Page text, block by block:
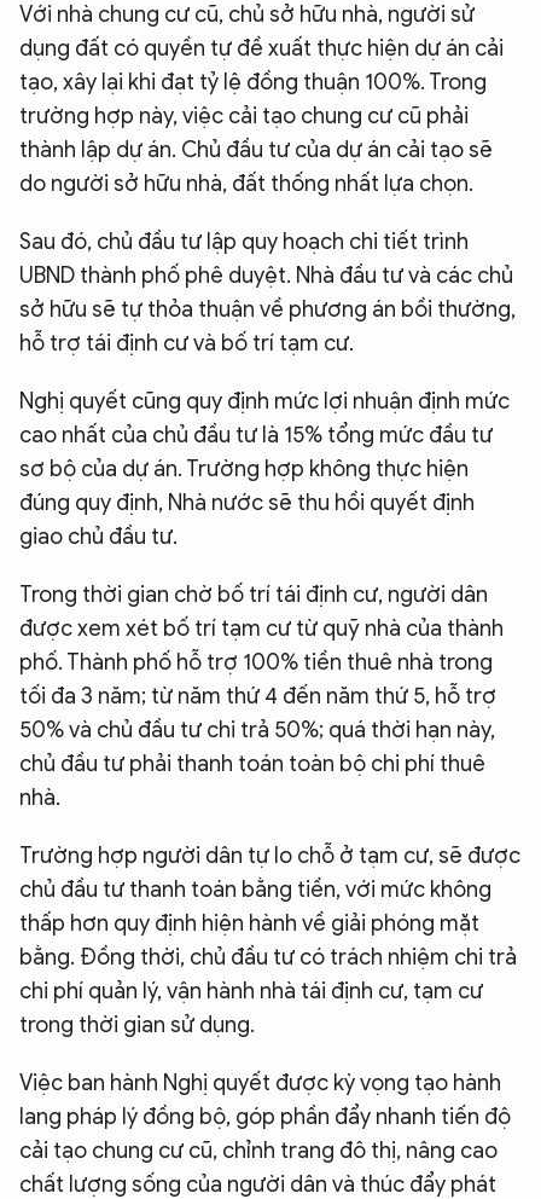
Với nhà chung cư cũ, chủ sở hữu nhà, người sử
dụng đất có quyền tự đề xuất thực hiện dự án cải
tạo, xây lại khi đạt tỷ lệ đồng thuận 100%. Trong
trường hợp này, việc cải tạo chung cư cũ phải
thành lập dự án. Chủ đầu tư của dự án cải tạo sẽ
do người sở hữu nhà, đất thống nhất lựa chọn.
Sau đó, chủ đầu tư lập quy hoạch chi tiết trình
UBND thành phố phê duyệt. Nhà đầu tư và các chủ
sở hữu sẽ tự thỏa thuận về phương án bồi thường,
hỗ trợ tái định cư và bố trí tạm cư.
Nghị quyết cũng quy định mức lợi nhuận định mức
cao nhất của chủ đầu tư là 15% tổng mức đầu tư
sơ bộ của dự án. Trường hợp không thực hiện
đúng quy định, Nhà nước sẽ thu hồi quyết định
giao chủ đầu tư.
Trong thời gian chờ bố trí tái định cư, người dân
được xem xét bố trí tạm cư từ quỹ nhà của thành
phố. Thành phố hỗ trợ 100% tiền thuê nhà trong
tối đa 3 năm; từ năm thứ 4 đến năm thứ 5, hỗ trợ
50% và chủ đầu tư chi trả 50%; quá thời hạn này,
chủ đầu tư phải thanh toán toàn bộ chi phí thuê
nhà.
Trường hợp người dân tự lo chỗ ở tạm cư, sẽ được
chủ đầu tư thanh toán bằng tiền, với mức không
thấp hơn quy định hiện hành về giải phóng mặt
bằng. Đồng thời, chủ đầu tư có trách nhiệm chi trả
chi phí quản lý, vận hành nhà tái định cư, tạm cư
trong thời gian sử dụng.
Việc ban hành Nghị quyết được kỳ vọng tạo hành
lang pháp lý đồng bộ, góp phần đẩy nhanh tiến độ
cải tạo chung cư cũ, chỉnh trang đô thị, nâng cao
chất lượng sống của người dân và thúc đẩy phát